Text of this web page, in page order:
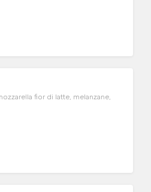
fior di latte, melanzane,